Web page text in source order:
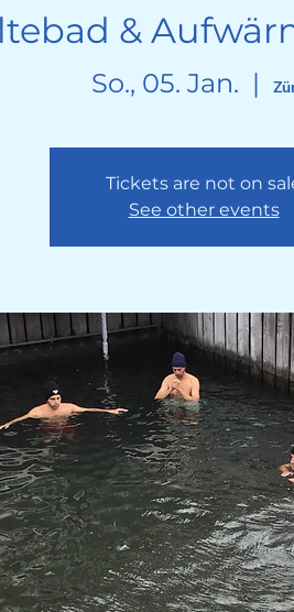
&
So., 05. Jan.
  |
Tickets are not on
See other events